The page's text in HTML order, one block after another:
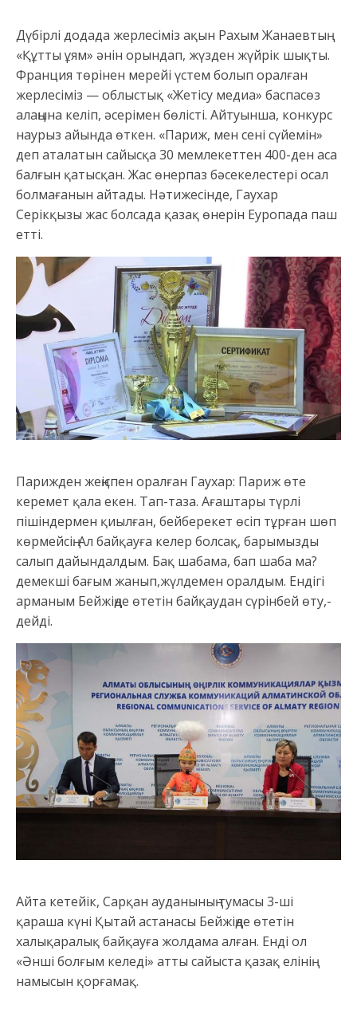
Дүбірлі додада жерлесіміз ақын Рахым Жанаевтың
«Құтты ұям» әнін орындап, жүзден жүйрік шықты.
Франция төрінен мерейі үстем болып оралған
жерлесіміз — облыстық «Жетісу медиа» баспасөз
алаңына келіп, әсерімен бөлісті. Айтуынша, конкурс
наурыз айында өткен. «Париж, мен сені сүйемін»
деп аталатын сайысқа 30 мемлекеттен 400-ден аса
балғын қатысқан. Жас өнерпаз бәсекелестері осал
болмағанын айтады. Нәтижесінде, Гаухар
Серікқызы жас болсада қазақ өнерін Еуропада паш
етті.
Парижден жеңіспен оралған Гаухар: Париж өте
керемет қала екен. Тап-таза. Ағаштары түрлі
пішіндермен қиылған, бейберекет өсіп тұрған шөп
көрмейсің. Ал байқауға келер болсақ, барымызды
салып дайындалдым. Бақ шабама, бап шаба ма?
демекші бағым жанып,жүлдемен оралдым. Ендігі
арманым Бейжіңде өтетін байқаудан сүрінбей өту,-
дейді.
Айта кетейік, Сарқан ауданының тумасы 3-ші
қараша күні Қытай астанасы Бейжіңде өтетін
халықаралық байқауға жолдама алған. Енді ол
«Әнші болғым келеді» атты сайыста қазақ елінің
намысын қорғамақ.